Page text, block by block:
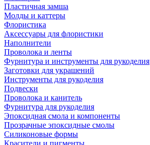
Пластичная замша
Молды и каттеры
Флористика
Аксессуары для флористики
Наполнители
Проволока и ленты
Фурнитура и инструменты для рукоделия
Заготовки для украшений
Инструменты для рукоделия
Подвески
Проволока и канитель
Фурнитура для рукоделия
Эпоксидная смола и компоненты
Прозрачные эпоксидные смолы
Силиконовые формы
Красители и пигменты